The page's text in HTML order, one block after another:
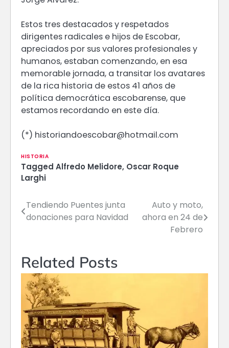
Estos tres destacados y respetados
dirigentes radicales e hijos de Escobar,
apreciados por sus valores profesionales y
humanos, estaban comenzando, en esa
memorable jornada, a transitar los avatares
de la rica historia de estos 41 años de
política democrática escobarense, que
estamos recordando en este día.
(*) historiandoescobar@hotmail.com
HISTORIA
Tagged Alfredo Melidore, Oscar Roque
Larghi
Navegación
Tendiendo Puentes junta
donaciones para Navidad
Auto y moto,
ahora en 24 de
Febrero
Related Posts